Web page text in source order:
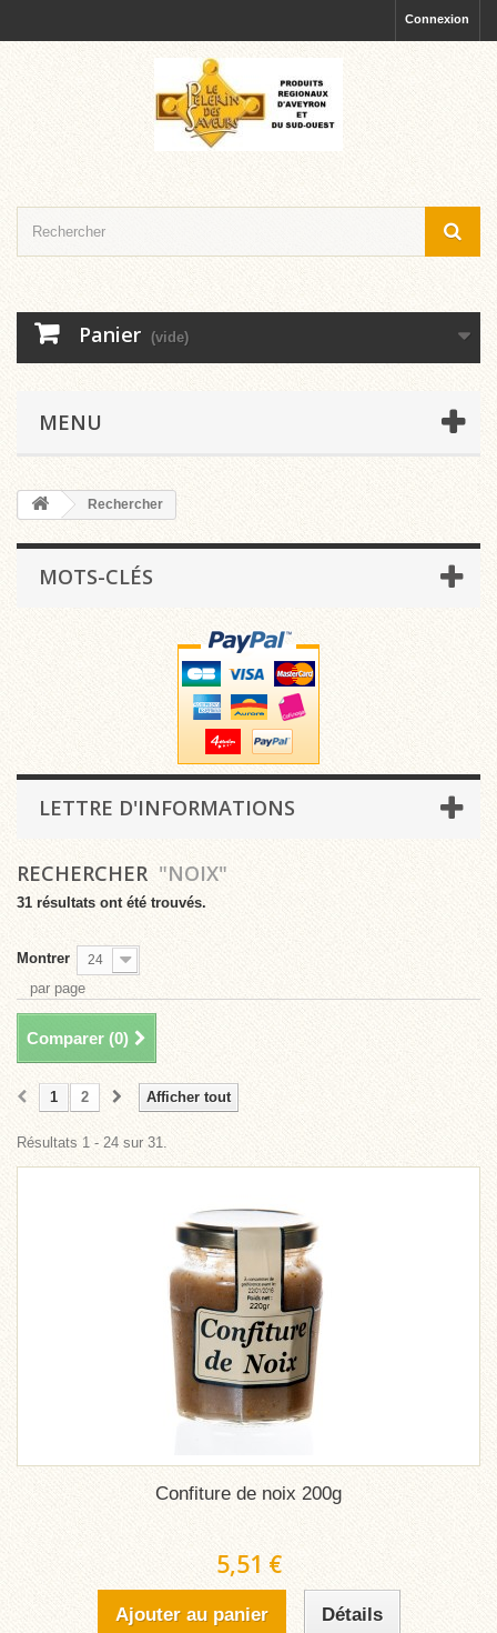
Connexion
Panier (vide)
MENU
Rechercher
MOTS-CLÉS
LETTRE D'INFORMATIONS
RECHERCHER "NOIX"
31 résultats ont été trouvés.
Montrer 24
par page
Comparer (0)
Afficher tout
1 2
Résultats 1 - 24 sur 31.
Confiture de noix 200g
5,51 €
Ajouter au panier Détails